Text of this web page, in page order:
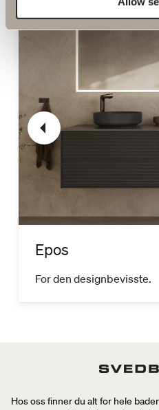
Epos
For den designbevisste.
Hos oss finner du alt for hele